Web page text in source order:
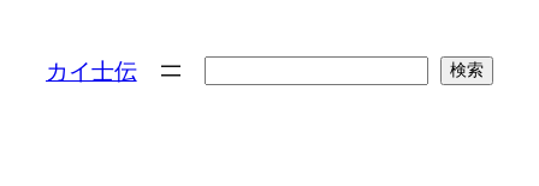
カイ士伝 検索